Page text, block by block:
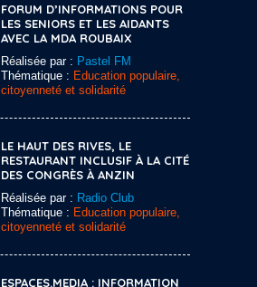
FORUM D’INFORMATIONS POUR
LES SENIORS ET LES AIDANTS
AVEC LA MDA ROUBAIX
Réalisée par : Pastel FM
Thématique : Education populaire,
citoyenneté et solidarité
LE HAUT DES RIVES, LE
RESTAURANT INCLUSIF À LA CITÉ
DES CONGRÈS À ANZIN
Réalisée par : Radio Club
Thématique : Education populaire,
citoyenneté et solidarité
ESPACES.MEDIA : INFORMATION